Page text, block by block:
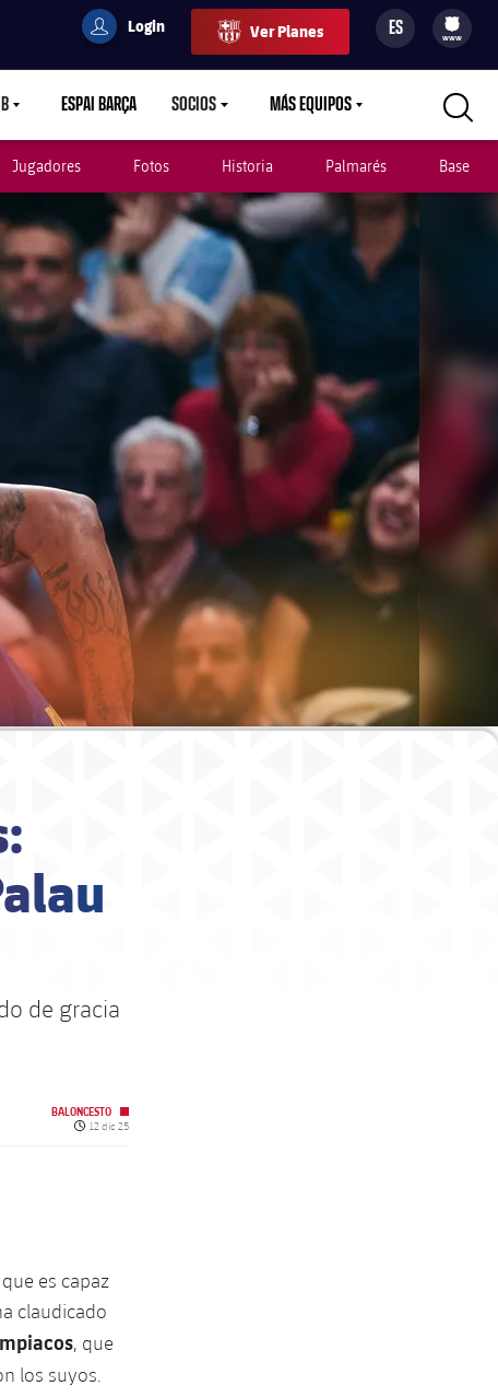
userCulers
Login Ver Planes ES
filled-badge
www
LABEL.ARIA.CARETDOWN
ESPAI BARÇA SOCIOSLABEL.ARIA.CARETDOWN
MÁS EQUIPOSLABEL.ARIA.CARETDOWN
Jugadores Fotos Historia Palmarés Base
de gracia
BALONCESTO
Fecha de publicación
12 dic 25
es capaz
claudicado
, que
los suyos.